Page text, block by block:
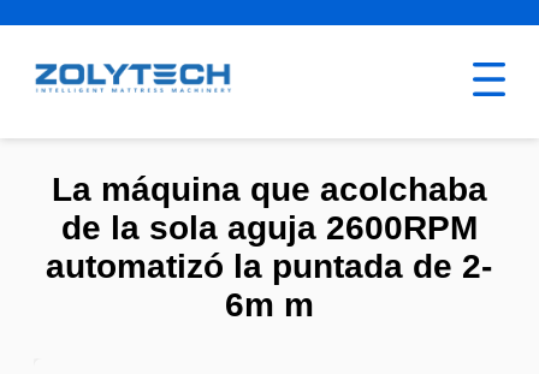
La máquina que acolchaba
de la sola aguja 2600RPM
automatizó la puntada de 2-
6m m